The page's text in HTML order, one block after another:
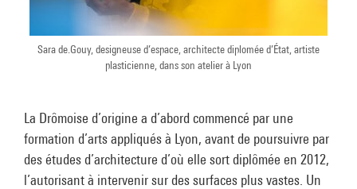
Sara de.Gouy, designeuse d’espace, architecte diplomée d’État, artiste
plasticienne, dans son atelier à Lyon
La Drômoise d’origine a d’abord commencé par une
formation d’arts appliqués à Lyon, avant de poursuivre par
des études d’architecture d’où elle sort diplômée en 2012,
l’autorisant à intervenir sur des surfaces plus vastes. Un